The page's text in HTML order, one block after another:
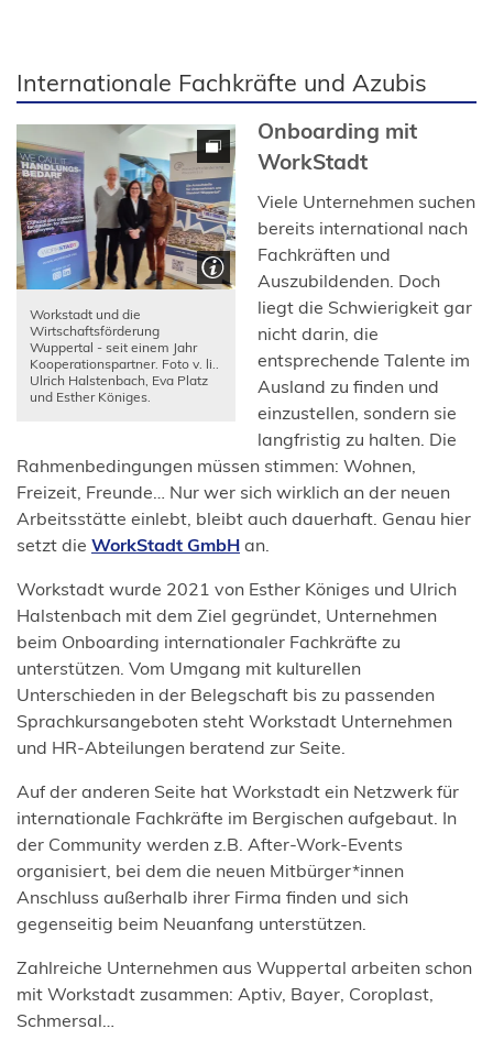
i
n
e
i
n
e
m
e
u
e
n
b
)
e
t
n
e
i
n
e
m
n
e
u
e
a
b
)
Internationale Fachkräfte und Azubis
Workstadt und die
Wirtschaftsförderung
Wuppertal - seit einem Jahr
Kooperationspartner. Foto v. li..
Ulrich Halstenbach, Eva Platz
und Esther Königes.
Onboarding mit
WorkStadt
Viele Unternehmen suchen
bereits international nach
Fachkräften und
Auszubildenden. Doch
liegt die Schwierigkeit gar
nicht darin, die
entsprechende Talente im
Ausland zu finden und
einzustellen, sondern sie
langfristig zu halten. Die
Rahmenbedingungen müssen stimmen: Wohnen,
Freizeit, Freunde… Nur wer sich wirklich an der neuen
Arbeitsstätte einlebt, bleibt auch dauerhaft. Genau hier
setzt die WorkStadt GmbH
(Öffnet
einem
neuen
Tab)
an.
Workstadt wurde 2021 von Esther Königes und Ulrich
Halstenbach mit dem Ziel gegründet, Unternehmen
beim Onboarding internationaler Fachkräfte zu
unterstützen. Vom Umgang mit kulturellen
Unterschieden in der Belegschaft bis zu passenden
Sprachkursangeboten steht Workstadt Unternehmen
und HR-Abteilungen beratend zur Seite.
Auf der anderen Seite hat Workstadt ein Netzwerk für
internationale Fachkräfte im Bergischen aufgebaut. In
der Community werden z.B. After-Work-Events
organisiert, bei dem die neuen Mitbürger*innen
Anschluss außerhalb ihrer Firma finden und sich
gegenseitig beim Neuanfang unterstützen.
Zahlreiche Unternehmen aus Wuppertal arbeiten schon
mit Workstadt zusammen: Aptiv, Bayer, Coroplast,
Schmersal…